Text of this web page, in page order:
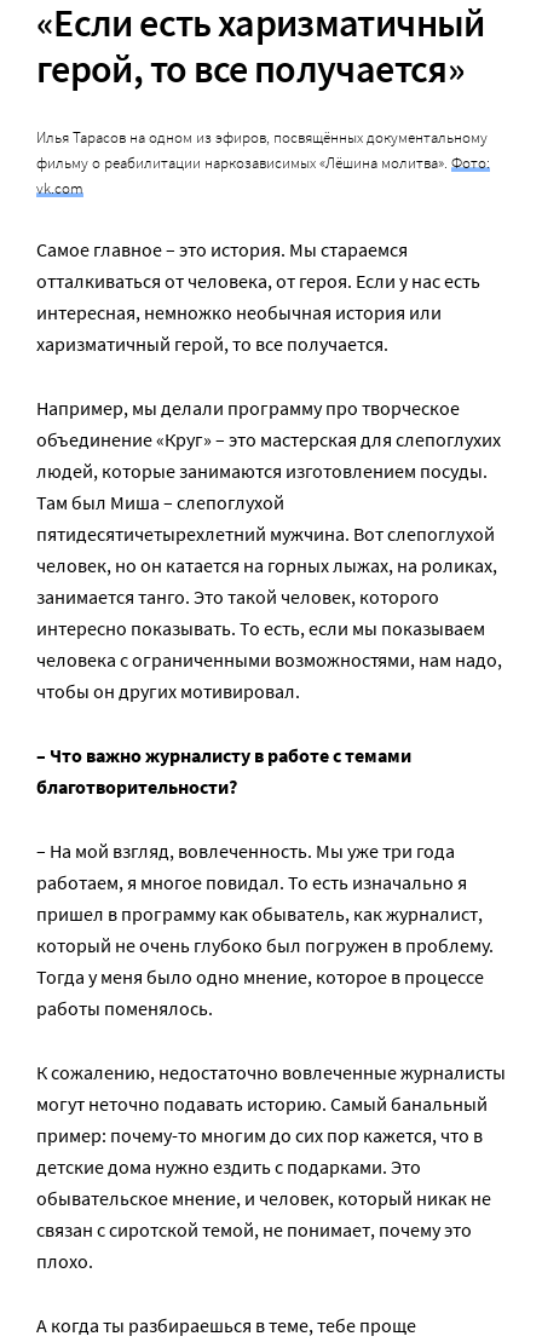
«Если есть харизматичный
герой, то все получается»
Илья Тарасов на одном из эфиров, посвящённых документальному
фильму о реабилитации наркозависимых «Лёшина молитва». Фото:
vk.com
Самое главное – это история. Мы стараемся
отталкиваться от человека, от героя. Если у нас есть
интересная, немножко необычная история или
харизматичный герой, то все получается.
Например, мы делали программу про творческое
объединение «Круг» – это мастерская для слепоглухих
людей, которые занимаются изготовлением посуды.
Там был Миша – слепоглухой
пятидесятичетырехлетний мужчина. Вот слепоглухой
человек, но он катается на горных лыжах, на роликах,
занимается танго. Это такой человек, которого
интересно показывать. То есть, если мы показываем
человека с ограниченными возможностями, нам надо,
чтобы он других мотивировал.
– Что важно журналисту в работе с темами
благотворительности?
– На мой взгляд, вовлеченность. Мы уже три года
работаем, я многое повидал. То есть изначально я
пришел в программу как обыватель, как журналист,
который не очень глубоко был погружен в проблему.
Тогда у меня было одно мнение, которое в процессе
работы поменялось.
К сожалению, недостаточно вовлеченные журналисты
могут неточно подавать историю. Самый банальный
пример: почему-то многим до сих пор кажется, что в
детские дома нужно ездить с подарками. Это
обывательское мнение, и человек, который никак не
связан с сиротской темой, не понимает, почему это
плохо.
А когда ты разбираешься в теме, тебе проще